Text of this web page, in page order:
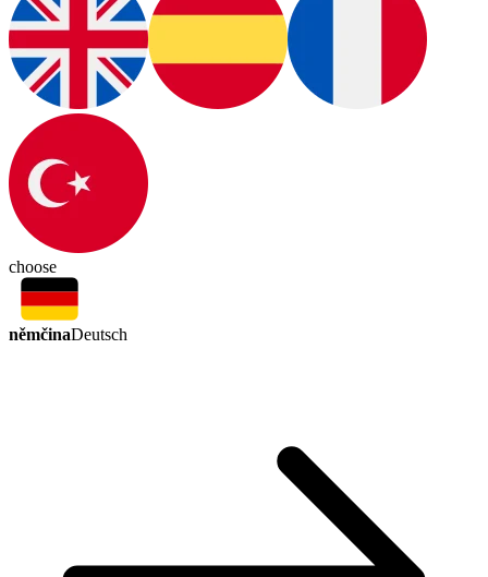
choose
němčinaDeutsch